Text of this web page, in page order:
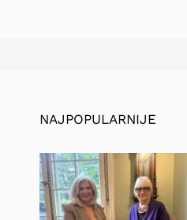
NAJPOPULARNIJE